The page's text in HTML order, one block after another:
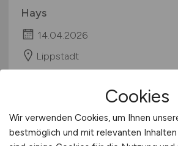
Hays
14.04.2026
Lippstadt
Cookies
Wir verwenden Cookies, um Ihnen
bestmöglich und mit relevanten